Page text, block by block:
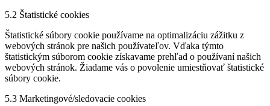
5.2 Štatistické cookies
Štatistické súbory cookie používame na optimalizáciu zážitku z
webových stránok pre našich používateľov. Vďaka týmto
štatistickým súborom cookie získavame prehľad o používaní našich
webových stránok. Žiadame vás o povolenie umiestňovať štatistické
súbory cookie.
5.3 Marketingové/sledovacie cookies